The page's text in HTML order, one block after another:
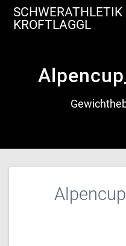
SCHWERATHLETIK
KROFTLAGGL